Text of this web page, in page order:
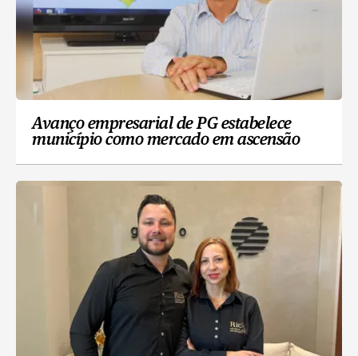
Avanço empresarial de PG estabelece
município como mercado em ascensão